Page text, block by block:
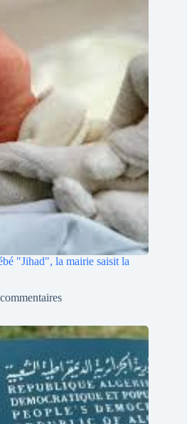
"Jihad", la mairie saisit la